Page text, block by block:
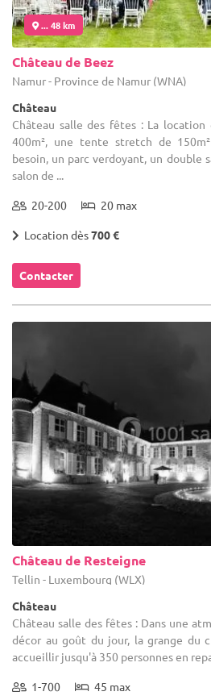
... 48 km
Château de Beez
Namur - Province de Namur (WNA)
Château
Château salle des fêtes : La location
400m², une tente stretch de
besoin, un parc verdoyant, un double
salon de ...
20-200 20 max
Location dès700 €
Contacter
Château de Resteigne
Tellin - Luxembourg (WLX)
Château
Château salle des fêtes : Dans une
décor au goût du jour, la grange du
accueillir jusqu'à 350 personnes en
1-700 45 max